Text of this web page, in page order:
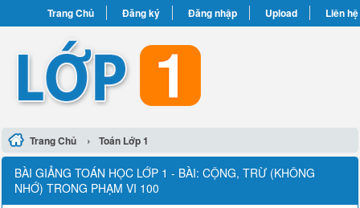
Trang Chủ Đăng ký Đăng nhập Upload Liên hệ
Trang Chủ › Toán Lớp 1
BÀI GIẢNG TOÁN HỌC LỚP 1 - BÀI: CỘNG, TRỪ (KHÔNG
NHỚ) TRONG PHẠM VI 100